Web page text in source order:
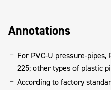
Annotations
For PVC-U pressure-pipes,
225; other types of plastic
According to factory